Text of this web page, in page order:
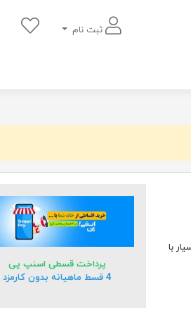
ثبت نام
28 سانتیمتر بسیار با
پرداخت قسطی اسنپ پی
4 قسط ماهیانه بدون کارمزد